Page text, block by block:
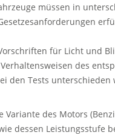
müssen in
für Licht und
des
Tests unterschieden
Variante des Motors
dessen Leistungsstufe